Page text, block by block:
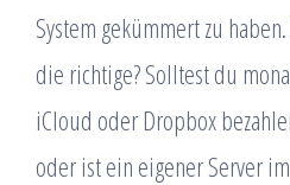
System gekümmert zu
die richtige? Solltest du
iCloud oder Dropbox
oder ist ein eigener Server